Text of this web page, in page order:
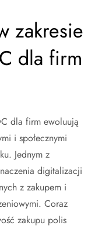
zakresie
dla firm
dla firm ewoluują
i społecznymi
Jednym z
digitalizacji
z zakupem i
Coraz
zakupu polis